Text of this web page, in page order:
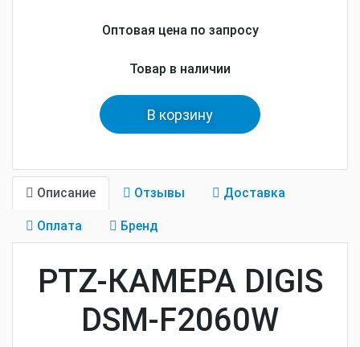
Оптовая цена по запросу
Товар в наличии
В корзину
Описание Отзывы Доставка
Оплата Бренд
PTZ-КАМЕРА DIGIS
DSM-F2060W